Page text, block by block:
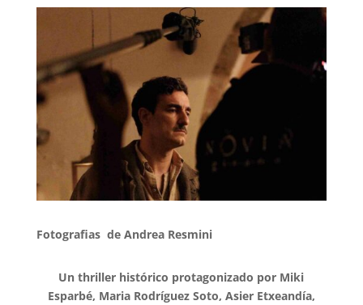
Fotografias de Andrea Resmini
Un thriller histórico protagonizado por Miki
Esparbé, Maria Rodríguez Soto, Asier Etxeandía,